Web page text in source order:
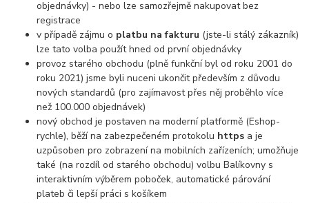
objednávky) - nebo lze samozřejmě nakupovat bez
registrace
v případě zájmu o platbu na fakturu (jste-li stálý zákazník)
lze tato volba použít hned od první objednávky
provoz starého obchodu (plně funkční byl od roku 2001 do
roku 2021) jsme byli nuceni ukončit především z důvodu
nových standardů (pro zajímavost přes něj proběhlo více
než 100.000 objednávek)
nový obchod je postaven na moderní platformě (Eshop-
rychle), běží na zabezpečeném protokolu https a je
uzpůsoben pro zobrazení na mobilních zařízeních; umožňuje
také (na rozdíl od starého obchodu) volbu Balíkovny s
interaktivním výběrem poboček, automatické párování
plateb či lepší práci s košíkem